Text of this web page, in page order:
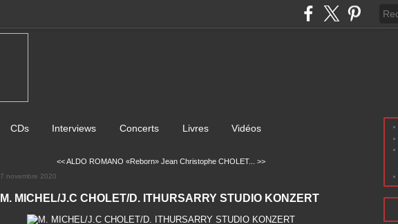
CDs Interviews Concerts Livres Vidéos
<< ALDO ROMANO «Reborn» Jean Christophe CHOLET... >>
7 novembre 2020
M. MICHEL/J.C CHOLET/D. ITHURSARRY STUDIO KONZERT